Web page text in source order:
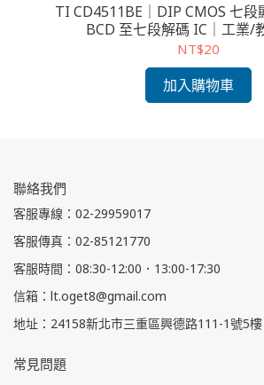
TI CD4511BE｜DIP CMOS 七段
BCD 至七段解碼 IC｜工業/
NT$20
加入購物車
聯絡我們
客服專線：02-29959017
客服傳真：02-85121770
客服時間：08:30-12:00．13:00-17:30
信箱：lt.oget8@gmail.com
地址：24158新北市三重區興德路111-1號5樓
常見問題